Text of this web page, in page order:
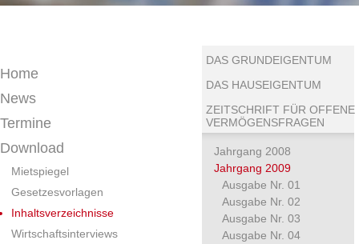
Home
News
Termine
Download
Mietspiegel
Gesetzesvorlagen
Inhaltsverzeichnisse
Wirtschaftsinterviews
DAS GRUNDEIGENTUM
DAS HAUSEIGENTUM
ZEITSCHRIFT FÜR OFFENE
VERMÖGENSFRAGEN
Jahrgang 2008
Jahrgang 2009
Ausgabe Nr. 01
Ausgabe Nr. 02
Ausgabe Nr. 03
Ausgabe Nr. 04